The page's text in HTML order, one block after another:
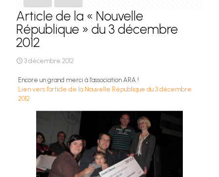
Article de la « Nouvelle
République » du 3 décembre
2012
3 décembre 2012
Encore un grand merci à l’association ARA !
Lien vers l’article de la Nouvelle République du 3 décembre
2012